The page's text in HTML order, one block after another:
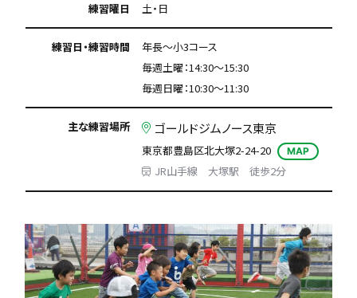
練習曜日 土・日
練習日・練習時間
年長〜小3コース
毎週土曜：14:30〜15:30
毎週日曜：10:30～11:30
主な練習場所 ゴールドジムノース東京
東京都豊島区北大塚2-24-20 MAP
JR山手線 大塚駅 徒歩2分